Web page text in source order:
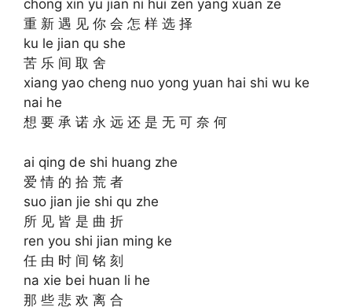
chong xin yu jian ni hui zen yang xuan ze
重 新 遇 见 你 会 怎 样 选 择
ku le jian qu she
苦 乐 间 取 舍
xiang yao cheng nuo yong yuan hai shi wu ke
nai he
想 要 承 诺 永 远 还 是 无 可 奈 何
ai qing de shi huang zhe
爱 情 的 拾 荒 者
suo jian jie shi qu zhe
所 见 皆 是 曲 折
ren you shi jian ming ke
任 由 时 间 铭 刻
na xie bei huan li he
那 些 悲 欢 离 合